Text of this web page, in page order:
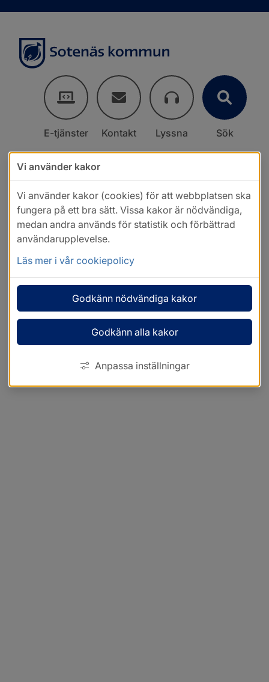
E-tjänster Kontakt Lyssna Sök
Vi använder kakor
Vi använder kakor (cookies) för att webbplatsen ska
fungera på ett bra sätt. Vissa kakor är nödvändiga,
medan andra används för statistik och förbättrad
användarupplevelse.
Läs mer i vår cookiepolicy
Godkänn nödvändiga kakor
Godkänn alla kakor
Anpassa inställningar